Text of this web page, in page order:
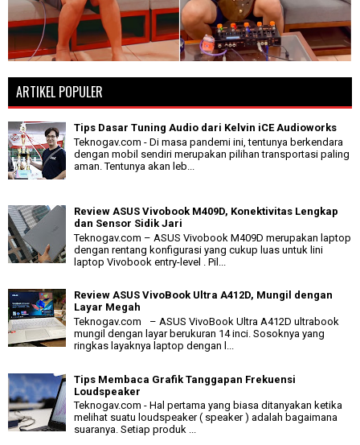
ARTIKEL POPULER
Tips Dasar Tuning Audio dari Kelvin iCE Audioworks
Teknogav.com - Di masa pandemi ini, tentunya berkendara
dengan mobil sendiri merupakan pilihan transportasi paling
aman. Tentunya akan leb...
Review ASUS Vivobook M409D, Konektivitas Lengkap
dan Sensor Sidik Jari
Teknogav.com – ASUS Vivobook M409D merupakan laptop
dengan rentang konfigurasi yang cukup luas untuk lini
laptop Vivobook entry-level . Pil...
Review ASUS VivoBook Ultra A412D, Mungil dengan
Layar Megah
Teknogav.com – ASUS VivoBook Ultra A412D ultrabook
mungil dengan layar berukuran 14 inci. Sosoknya yang
ringkas layaknya laptop dengan l...
Tips Membaca Grafik Tanggapan Frekuensi
Loudspeaker
Teknogav.com - Hal pertama yang biasa ditanyakan ketika
melihat suatu loudspeaker ( speaker ) adalah bagaimana
suaranya. Setiap produk ...